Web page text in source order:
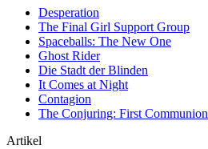
Desperation
The Final Girl Support Group
Spaceballs: The New One
Ghost Rider
Die Stadt der Blinden
It Comes at Night
Contagion
The Conjuring: First Communion
Artikel